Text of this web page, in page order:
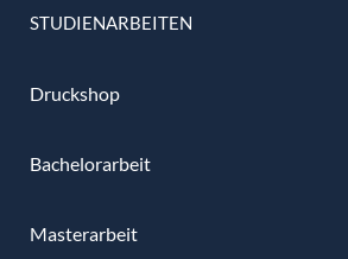
STUDIENARBEITEN
Druckshop
Bachelorarbeit
Masterarbeit